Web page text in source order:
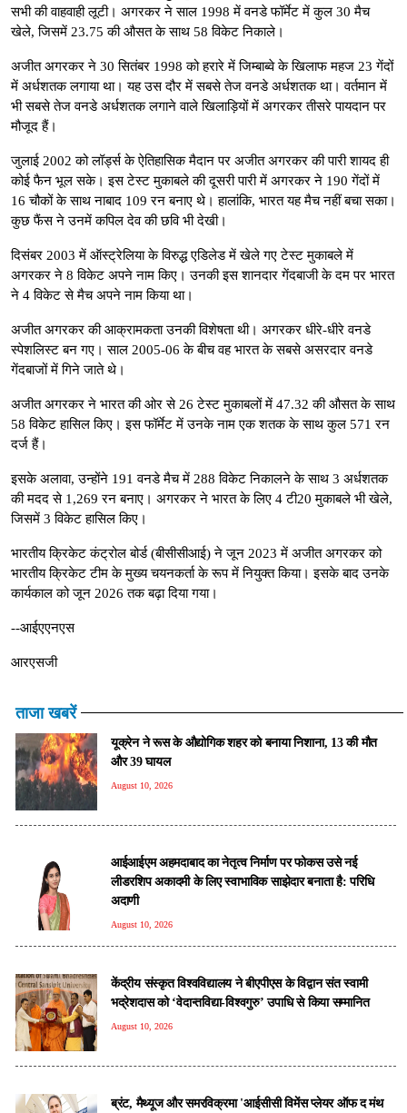
सभी की वाहवाही लूटी। अगरकर ने साल 1998 में वनडे फॉर्मेट में कुल 30 मैच
खेले, जिसमें 23.75 की औसत के साथ 58 विकेट निकाले।
अजीत अगरकर ने 30 सितंबर 1998 को हरारे में जिम्बाब्वे के खिलाफ महज 23 गेंदों
में अर्धशतक लगाया था। यह उस दौर में सबसे तेज वनडे अर्धशतक था। वर्तमान में
भी सबसे तेज वनडे अर्धशतक लगाने वाले खिलाड़ियों में अगरकर तीसरे पायदान पर
मौजूद हैं।
जुलाई 2002 को लॉर्ड्स के ऐतिहासिक मैदान पर अजीत अगरकर की पारी शायद ही
कोई फैन भूल सके। इस टेस्ट मुकाबले की दूसरी पारी में अगरकर ने 190 गेंदों में
16 चौकों के साथ नाबाद 109 रन बनाए थे। हालांकि, भारत यह मैच नहीं बचा सका।
कुछ फैंस ने उनमें कपिल देव की छवि भी देखी।
दिसंबर 2003 में ऑस्ट्रेलिया के विरुद्ध एडिलेड में खेले गए टेस्ट मुकाबले में
अगरकर ने 8 विकेट अपने नाम किए। उनकी इस शानदार गेंदबाजी के दम पर भारत
ने 4 विकेट से मैच अपने नाम किया था।
अजीत अगरकर की आक्रामकता उनकी विशेषता थी। अगरकर धीरे-धीरे वनडे
स्पेशलिस्ट बन गए। साल 2005-06 के बीच वह भारत के सबसे असरदार वनडे
गेंदबाजों में गिने जाते थे।
अजीत अगरकर ने भारत की ओर से 26 टेस्ट मुकाबलों में 47.32 की औसत के साथ
58 विकेट हासिल किए। इस फॉर्मेट में उनके नाम एक शतक के साथ कुल 571 रन
दर्ज हैं।
इसके अलावा, उन्होंने 191 वनडे मैच में 288 विकेट निकालने के साथ 3 अर्धशतक
की मदद से 1,269 रन बनाए। अगरकर ने भारत के लिए 4 टी20 मुकाबले भी खेले,
जिसमें 3 विकेट हासिल किए।
भारतीय क्रिकेट कंट्रोल बोर्ड (बीसीसीआई) ने जून 2023 में अजीत अगरकर को
भारतीय क्रिकेट टीम के मुख्य चयनकर्ता के रूप में नियुक्त किया। इसके बाद उनके
कार्यकाल को जून 2026 तक बढ़ा दिया गया।
--आईएएनएस
आरएसजी
ताजा खबरें
यूक्रेन ने रूस के औद्योगिक शहर को बनाया निशाना, 13 की मौत
और 39 घायल
August 10, 2026
आईआईएम अहमदाबाद का नेतृत्व निर्माण पर फोकस उसे नई
लीडरशिप अकादमी के लिए स्वाभाविक साझेदार बनाता है: परिधि
अदाणी
August 10, 2026
केंद्रीय संस्कृत विश्वविद्यालय ने बीएपीएस के विद्वान संत स्वामी
भद्रेशदास को ‘वेदान्तविद्या-विश्वगुरु’ उपाधि से किया सम्मानित
August 10, 2026
ब्रंट, मैथ्यूज और समरविक्रमा 'आईसीसी विमेंस प्लेयर ऑफ द मंथ